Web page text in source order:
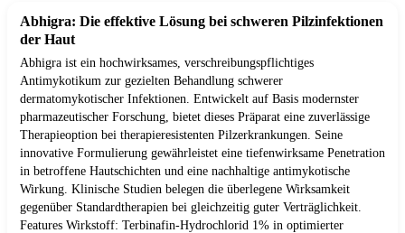
Abhigra: Die effektive Lösung bei schweren Pilzinfektionen
der Haut
Abhigra ist ein hochwirksames, verschreibungspflichtiges
Antimykotikum zur gezielten Behandlung schwerer
dermatomykotischer Infektionen. Entwickelt auf Basis modernster
pharmazeutischer Forschung, bietet dieses Präparat eine zuverlässige
Therapieoption bei therapieresistenten Pilzerkrankungen. Seine
innovative Formulierung gewährleistet eine tiefenwirksame Penetration
in betroffene Hautschichten und eine nachhaltige antimykotische
Wirkung. Klinische Studien belegen die überlegene Wirksamkeit
gegenüber Standardtherapien bei gleichzeitig guter Verträglichkeit.
Features Wirkstoff: Terbinafin-Hydrochlorid 1% in optimierter